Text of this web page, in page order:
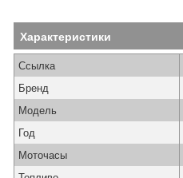
Характеристики
Ссылка
Бренд
Модель
Год
Моточасы